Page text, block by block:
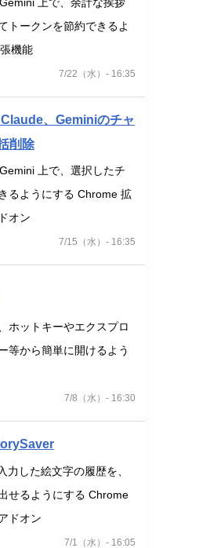
上で、余計な挨拶
トークンを節約できるよ
機能
7/22（水）- 16:35
、Geminiのチャ
削除
上で、選択したチ
るようにする Chrome 拡
オン
7/15（水）- 16:35
ホットキーやエクスプロ
等から簡単に開けるよう
7/8（水）- 16:30
力した絵文字の履歴を、
せるようにする Chrome
ドオン
7/1（水）- 16:05